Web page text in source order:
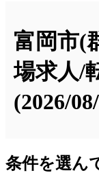
富岡市(
場求人/
(2026/
条件を選ん